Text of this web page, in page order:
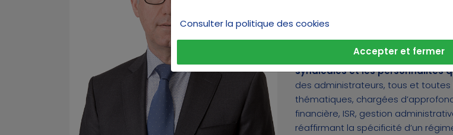
Créée par quatre organisations
association de hauts
tournante fonde une dynamique
font la richesse,permet un travail
syndicales et les personnalités
des administrateurs, tous et
thématiques, chargées
financière, ISR, gestion
réaffirmant la spécificité d’un
Consulter la politique des cookies
Accepter et fermer